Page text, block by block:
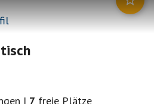
| 7 freie Plätze